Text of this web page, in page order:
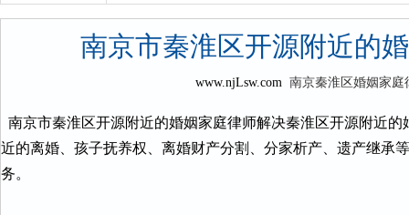
南京市秦淮区开源附近的
www.njLsw.com南京秦淮区婚姻家庭
南京市秦淮区开源附近的婚姻家庭律师解决秦淮区开源附近
近的离婚、孩子抚养权、离婚财产分割、分家析产、遗产继承
务。